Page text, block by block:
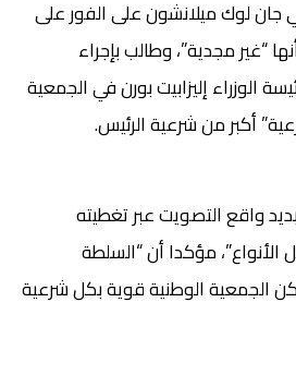
جان لوك ميلانشون على الفور على
“غير مجدية”، وطالب بإجراء
الوزراء إليزابيت بورن في الجمعية
أكبر من شرعية الرئيس.
واقع التصويت عبر تغطيته
الأنواع”، مؤكدا أن “السلطة
الجمعية الوطنية قوية بكل شرعية